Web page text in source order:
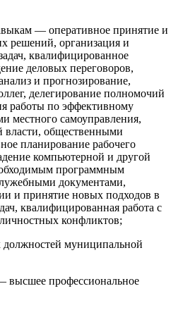
— оперативное принятие и
решений, организация и
квалифицированное
деловых переговоров,
и прогнозирование,
делегирование полномочий
работы по эффективному
местного самоуправления,
власти, общественными
планирование рабочего
компьютерной и другой
программным
документами,
и принятие новых подходов в
квалифицированная работа с
конфликтов;
муниципальной
высшее профессиональное